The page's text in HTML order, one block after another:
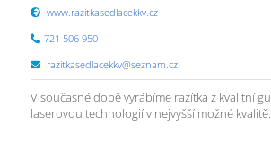
www.razitkasedlacekkv.cz
721 506 950
razitkasedlacekkv@seznam.cz
V současné době vyrábíme razítka z kvalitní
laserovou technologií v nejvyšší možné